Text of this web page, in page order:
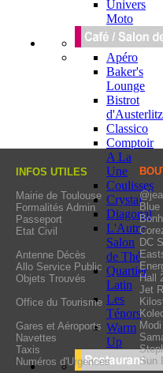
Univers
Moto
Apéro
Baker's
Lounge
Bistrot
d'Austerlitz
Classico
Comptoir
A La
Une
Coulisses
Crystal
Diagonal
L'Autre
Salon
de Thé
Quartier
Latin
Les
Ténors
Warm
Up
INFOS UTILES
Mairie de Toulouse
Formalités Admin
Passeport
Etat Civil
Antenne Décès
Allo Service Public
Objets Trouvés
Office du Tourisme
Gares et Aéroports
Navettes
Taxis
Numéros d'Urgences
Blue
DC
Hall
Jet
Sun